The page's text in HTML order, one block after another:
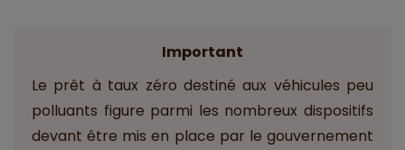
Important
Le prêt à taux zéro destiné aux véhicules peu
polluants figure parmi les nombreux dispositifs
devant être mis en place par le gouvernement